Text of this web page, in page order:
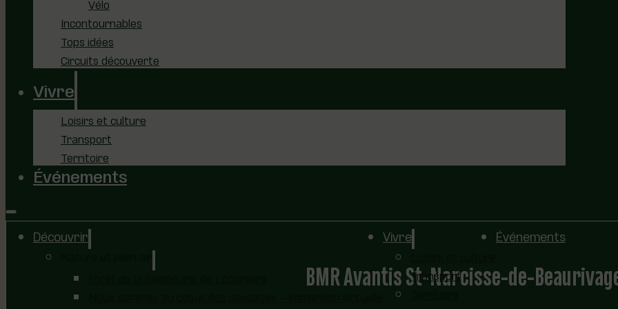
Vélo
Incontournables
Tops idées
Circuits découverte
Vivre
Loisirs et culture
Transport
Territoire
Événements
Découvrir Vivre
Transport
Événements
BMR Avantis St-Narcisse-de-